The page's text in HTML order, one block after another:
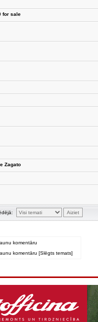
for sale
Zagato
komentāru
komentāru [Slēgts temats]